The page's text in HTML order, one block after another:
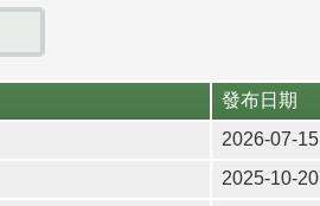
發布日期
2026-07-15
2025-10-20